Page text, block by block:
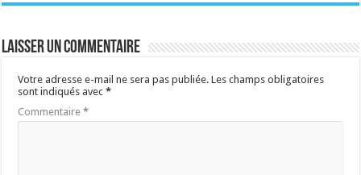
Laisser un commentaire
Votre adresse e-mail ne sera pas publiée. Les champs obligatoires
sont indiqués avec*
Commentaire*